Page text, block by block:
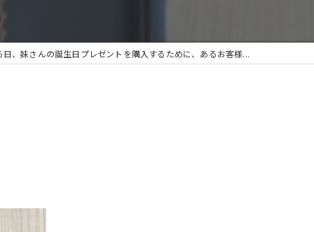
理
日、妹さんの誕生日プレゼントを購入するために、あるお客様...